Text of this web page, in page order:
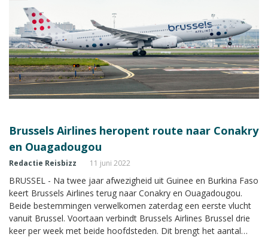
Brussels Airlines heropent route naar Conakry
en Ouagadougou
Redactie Reisbizz 11 juni 2022
BRUSSEL - Na twee jaar afwezigheid uit Guinee en Burkina Faso
keert Brussels Airlines terug naar Conakry en Ouagadougou.
Beide bestemmingen verwelkomen zaterdag een eerste vlucht
vanuit Brussel. Voortaan verbindt Brussels Airlines Brussel drie
keer per week met beide hoofdsteden. Dit brengt het aantal